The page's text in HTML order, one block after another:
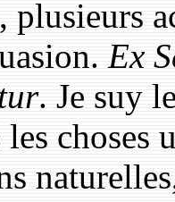
plusieurs
Ex
. Je suy
choses